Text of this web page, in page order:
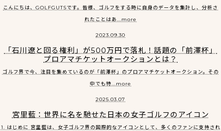
こんにちは、GOLFGUTSです。皆様、ゴルフをする時に自身のデータを集計し、分析さ
れたことはあ...more
2023.09.30
「石川遼と回る権利」が500万円で落札！話題の「前澤杯」
プロアマチケットオークションとは？
ゴルフ界で今、注目を集めているのが「前澤杯」のプロアマチケットオークション。その
中でも特...more
2025.03.07
宮里藍：世界に名を馳せた日本の女子ゴルフのアイコン
1. はじめに 宮里藍は、女子ゴルフ界の国際的なアイコンとして、多くのファンに支持され